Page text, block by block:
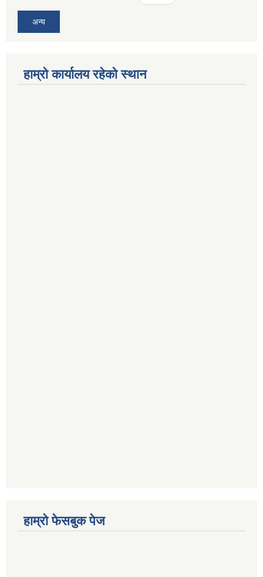
अन्य
हाम्रो कार्यालय रहेको स्थान
हाम्रो फेसबुक पेज